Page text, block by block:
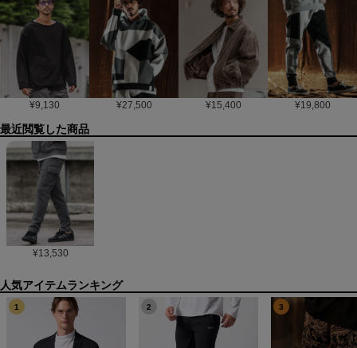
¥9,130 ¥27,500 ¥15,400 ¥19,800
最近閲覧した商品
¥13,530
1 2 3